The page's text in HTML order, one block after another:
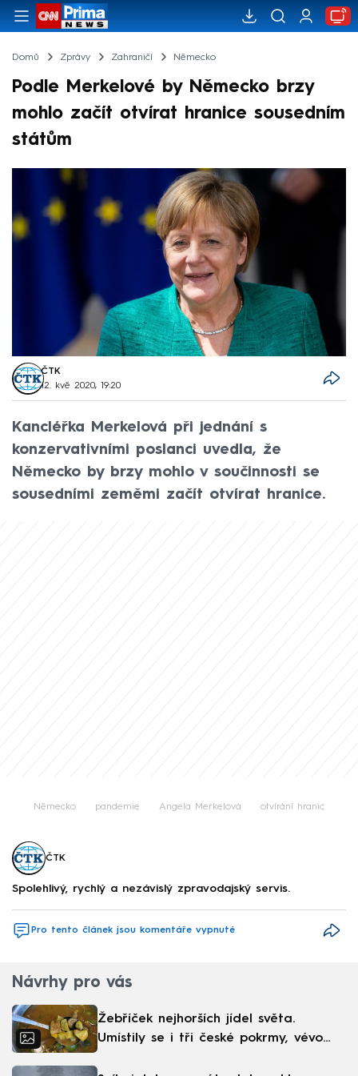
Domů Zprávy Zahraničí Německo
Podle Merkelové by Německo brzy
mohlo začít otvírat hranice sousedním
státům
ČTK
12. kvě 2020, 19:20
Kancléřka Merkelová při jednání s
konzervativními poslanci uvedla, že
Německo by brzy mohlo v součinnosti se
sousedními zeměmi začít otvírat hranice.
Německo pandemie Angela Merkelová otvírání hranic
ČTK
Spolehlivý, rychlý a nezávislý zpravodajský servis.
Pro tento článek jsou komentáře vypnuté
Návrhy pro vás
Žebříček nejhorších jídel světa.
Umístily se i tři české pokrmy, vévodí